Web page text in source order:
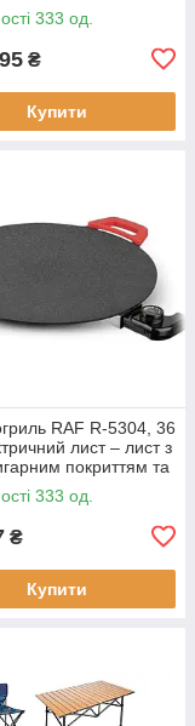
333 од.
₴
Купити
RAF R-5304, 36
лист – лист з
покриттям та
температури
1800 Вт
333 од.
₴
Купити